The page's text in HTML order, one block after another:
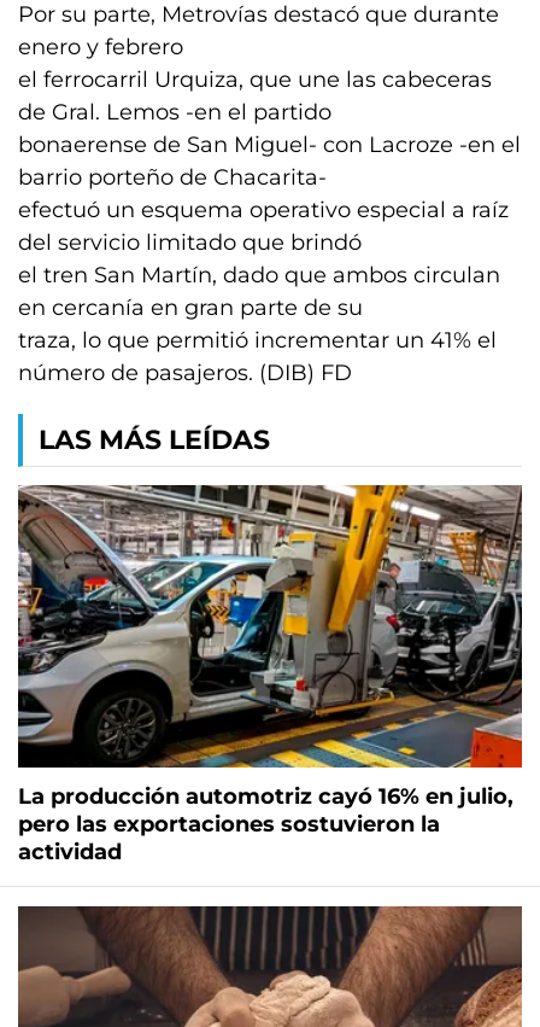
Por su parte, Metrovías destacó que durante
enero y febrero
el ferrocarril Urquiza, que une las cabeceras
de Gral. Lemos -en el partido
bonaerense de San Miguel- con Lacroze -en el
barrio porteño de Chacarita-
efectuó un esquema operativo especial a raíz
del servicio limitado que brindó
el tren San Martín, dado que ambos circulan
en cercanía en gran parte de su
traza, lo que permitió incrementar un 41% el
número de pasajeros. (DIB) FD
LAS MÁS LEÍDAS
La producción automotriz cayó 16% en julio,
pero las exportaciones sostuvieron la
actividad